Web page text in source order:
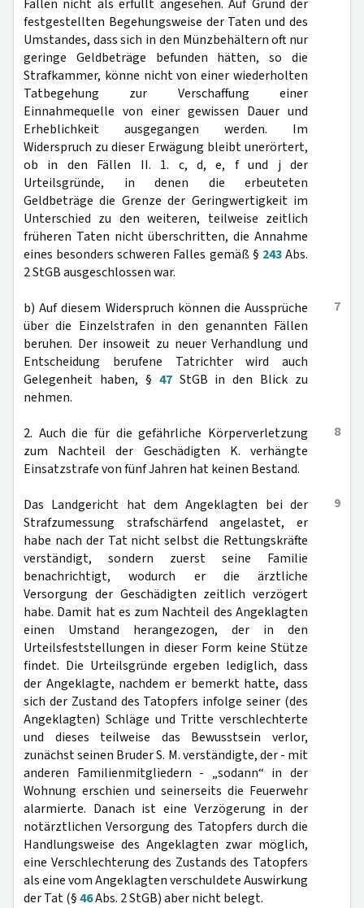
Fällen nicht als erfüllt angesehen. Auf Grund der
festgestellten Begehungsweise der Taten und des
Umstandes, dass sich in den Münzbehältern oft nur
geringe Geldbeträge befunden hätten, so die
Strafkammer, könne nicht von einer wiederholten
Tatbegehung zur Verschaffung einer
Einnahmequelle von einer gewissen Dauer und
Erheblichkeit ausgegangen werden. Im
Widerspruch zu dieser Erwägung bleibt unerörtert,
ob in den Fällen II. 1. c, d, e, f und j der
Urteilsgründe, in denen die erbeuteten
Geldbeträge die Grenze der Geringwertigkeit im
Unterschied zu den weiteren, teilweise zeitlich
früheren Taten nicht überschritten, die Annahme
eines besonders schweren Falles gemäß § 243Abs.
2 StGB ausgeschlossen war.
7
b) Auf diesem Widerspruch können die Aussprüche
über die Einzelstrafen in den genannten Fällen
beruhen. Der insoweit zu neuer Verhandlung und
Entscheidung berufene Tatrichter wird auch
Gelegenheit haben, § 47StGB in den Blick zu
nehmen.
8
2. Auch die für die gefährliche Körperverletzung
zum Nachteil der Geschädigten K. verhängte
Einsatzstrafe von fünf Jahren hat keinen Bestand.
9
Das Landgericht hat dem Angeklagten bei der
Strafzumessung strafschärfend angelastet, er
habe nach der Tat nicht selbst die Rettungskräfte
verständigt, sondern zuerst seine Familie
benachrichtigt, wodurch er die ärztliche
Versorgung der Geschädigten zeitlich verzögert
habe. Damit hat es zum Nachteil des Angeklagten
einen Umstand herangezogen, der in den
Urteilsfeststellungen in dieser Form keine Stütze
findet. Die Urteilsgründe ergeben lediglich, dass
der Angeklagte, nachdem er bemerkt hatte, dass
sich der Zustand des Tatopfers infolge seiner (des
Angeklagten) Schläge und Tritte verschlechterte
und dieses teilweise das Bewusstsein verlor,
zunächst seinen Bruder S. M. verständigte, der - mit
anderen Familienmitgliedern - „sodann“ in der
Wohnung erschien und seinerseits die Feuerwehr
alarmierte. Danach ist eine Verzögerung in der
notärztlichen Versorgung des Tatopfers durch die
Handlungsweise des Angeklagten zwar möglich,
eine Verschlechterung des Zustands des Tatopfers
als eine vom Angeklagten verschuldete Auswirkung
der Tat (§46Abs. 2 StGB) aber nicht belegt.